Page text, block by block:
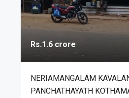
Rs.1.6 crore
NERIAMANGALAM
PANCHATHAYATH